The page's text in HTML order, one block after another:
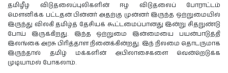
தமிழீழ விடுதலைப்புலிகளின் ஈழ விடுதலைப் போராட்டம்
மௌனிக்க பட்டதன் பின்னர் அதற்கு முன்னர் இருந்த ஒற்றுமையில்
இருந்து விலகி தமிழ்த் தேசியக் கூட்டமைப்பானது இன்று சிதறுண்டு
போய் இருக்கிறது. இந்த ஒற்றுமை இன்மையை பயன்பாடுத்தி
இலங்கை அரசு பிரித்தாள நினைக்கின்றது. இந் நிலமை தொடருமாக
இருந்தால் தமிழ் மக்களின் அபிலாசைகளை வென்றெடுக்க
முடியாமல் போகலாம்.